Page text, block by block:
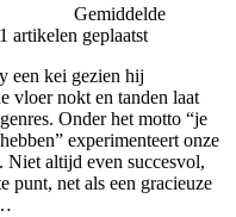
Gemiddelde
artikelen geplaatst
een kei gezien hij
vloer nokt en tanden laat
Onder het motto “je
experimenteert onze
Niet altijd even succesvol,
punt, net als een gracieuze